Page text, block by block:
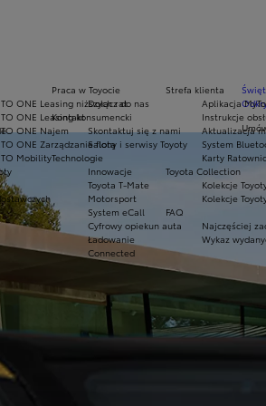
Praca w Toyocie
Dołącz do nas
Kontakt
Skontaktuj się z nami
Salony i serwisy Toyoty
Technologie
Innowacje
Toyota T-Mate
Motorsport
System eCall
Cyfrowy opiekun auta
Ładowanie
Connected
ONE Leasing niższych rat
ONE Leasing konsumencki
ONE Najem
ONE Zarządzanie flotą
Mobility
Strefa klienta
Aplikacja
Instrukcje
Aktualizacja
System
Karty
Toyota Collection
Kolekcje
Kolekcje
FAQ
Najczęściej
Wykaz